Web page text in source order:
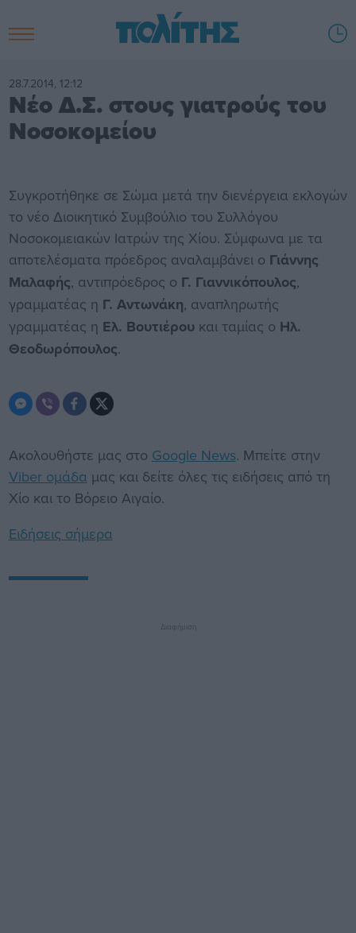
28.7.2014, 12:12
Νέο Δ.Σ. στους γιατρούς του
Νοσοκομείου
Συγκροτήθηκε σε Σώμα μετά την διενέργεια εκλογών
το νέο Διοικητικό Συμβούλιο του Συλλόγου
Νοσοκομειακών Ιατρών της Χίου. Σύμφωνα με τα
αποτελέσματα πρόεδρος αναλαμβάνει ο Γιάννης
Μαλαφής, αντιπρόεδρος ο Γ. Γιαννικόπουλος,
γραμματέας η Γ. Αντωνάκη, αναπληρωτής
γραμματέας η Ελ. Βουτιέρουκαι ταμίας ο Ηλ.
Θεοδωρόπουλος.
Ακολουθήστε μας στο Google News. Μπείτε στην
Viber ομάδα μας και δείτε όλες τις ειδήσεις από τη
Χίο και το Βόρειο Αιγαίο.
Ειδήσεις σήμερα
Διαφήμιση